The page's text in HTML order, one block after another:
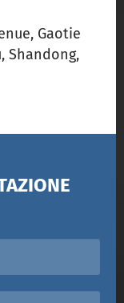
Gaotie
Shandong,